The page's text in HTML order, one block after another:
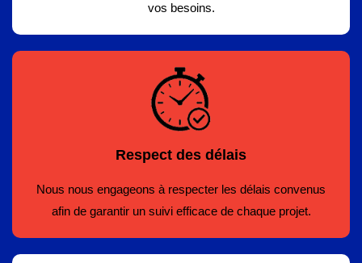
vos besoins.
Respect des délais
Nous nous engageons à respecter les délais convenus
afin de garantir un suivi efficace de chaque projet.